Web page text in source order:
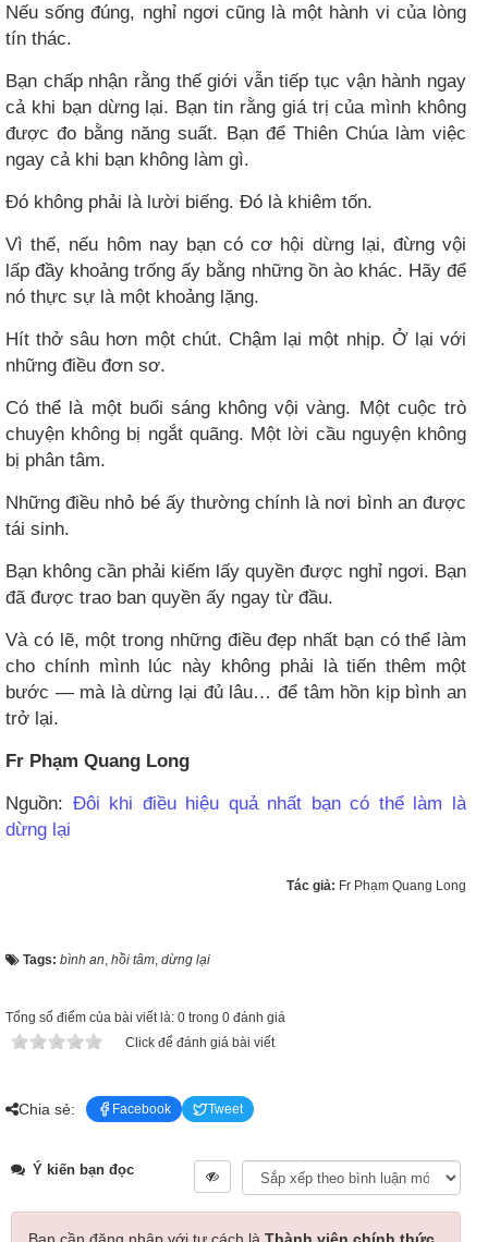
Nếu sống đúng, nghỉ ngơi cũng là một hành vi của lòng
tín thác.
Bạn chấp nhận rằng thế giới vẫn tiếp tục vận hành ngay
cả khi bạn dừng lại. Bạn tin rằng giá trị của mình không
được đo bằng năng suất. Bạn để Thiên Chúa làm việc
ngay cả khi bạn không làm gì.
Đó không phải là lười biếng. Đó là khiêm tốn.
Vì thế, nếu hôm nay bạn có cơ hội dừng lại, đừng vội
lấp đầy khoảng trống ấy bằng những ồn ào khác. Hãy để
nó thực sự là một khoảng lặng.
Hít thở sâu hơn một chút. Chậm lại một nhịp. Ở lại với
những điều đơn sơ.
Có thể là một buổi sáng không vội vàng. Một cuộc trò
chuyện không bị ngắt quãng. Một lời cầu nguyện không
bị phân tâm.
Những điều nhỏ bé ấy thường chính là nơi bình an được
tái sinh.
Bạn không cần phải kiếm lấy quyền được nghỉ ngơi. Bạn
đã được trao ban quyền ấy ngay từ đầu.
Và có lẽ, một trong những điều đẹp nhất bạn có thể làm
cho chính mình lúc này không phải là tiến thêm một
bước — mà là dừng lại đủ lâu… để tâm hồn kịp bình an
trở lại.
Fr Phạm Quang Long
Nguồn: Đôi khi điều hiệu quả nhất bạn có thể làm là
dừng lại
Tác giả: Fr Phạm Quang Long
Tags: bình an, hồi tâm, dừng lại
Tổng số điểm của bài viết là: 0 trong 0 đánh giá
Click để đánh giá bài viết
Chia sẻ: Facebook Tweet
Ý kiến bạn đọc